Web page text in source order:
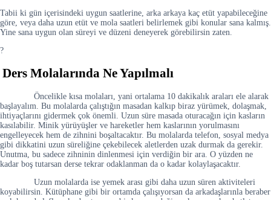
Tabii ki gün içerisindeki uygun saatlerine, arka arkaya kaç etüt yapabileceğine
göre, veya daha uzun etüt ve mola saatleri belirlemek gibi konular sana kalmış.
Yine sana uygun olan süreyi ve düzeni deneyerek görebilirsin zaten.
?
Ders Molalarında Ne Yapılmalı
Öncelikle kısa molaları, yani ortalama 10 dakikalık araları ele alarak
başlayalım. Bu molalarda çalıştığın masadan kalkıp biraz yürümek, dolaşmak,
ihtiyaçlarını gidermek çok önemli. Uzun süre masada oturacağın için kasların
kasılabilir. Minik yürüyüşler ve hareketler hem kaslarının yorulmasını
engelleyecek hem de zihnini boşaltacaktır. Bu molalarda telefon, sosyal medya
gibi dikkatini uzun süreliğine çekebilecek aletlerden uzak durmak da gerekir.
Unutma, bu sadece zihninin dinlenmesi için verdiğin bir ara. O yüzden ne
kadar boş tutarsan derse tekrar odaklanman da o kadar kolaylaşacaktır.
Uzun molalarda ise yemek arası gibi daha uzun süren aktiviteleri
koyabilirsin. Kütüphane gibi bir ortamda çalışıyorsan da arkadaşlarınla beraber